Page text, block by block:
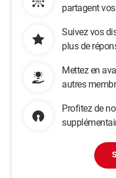
partagent
Suivez vos
plus de
Mettez en
autres
Profitez de